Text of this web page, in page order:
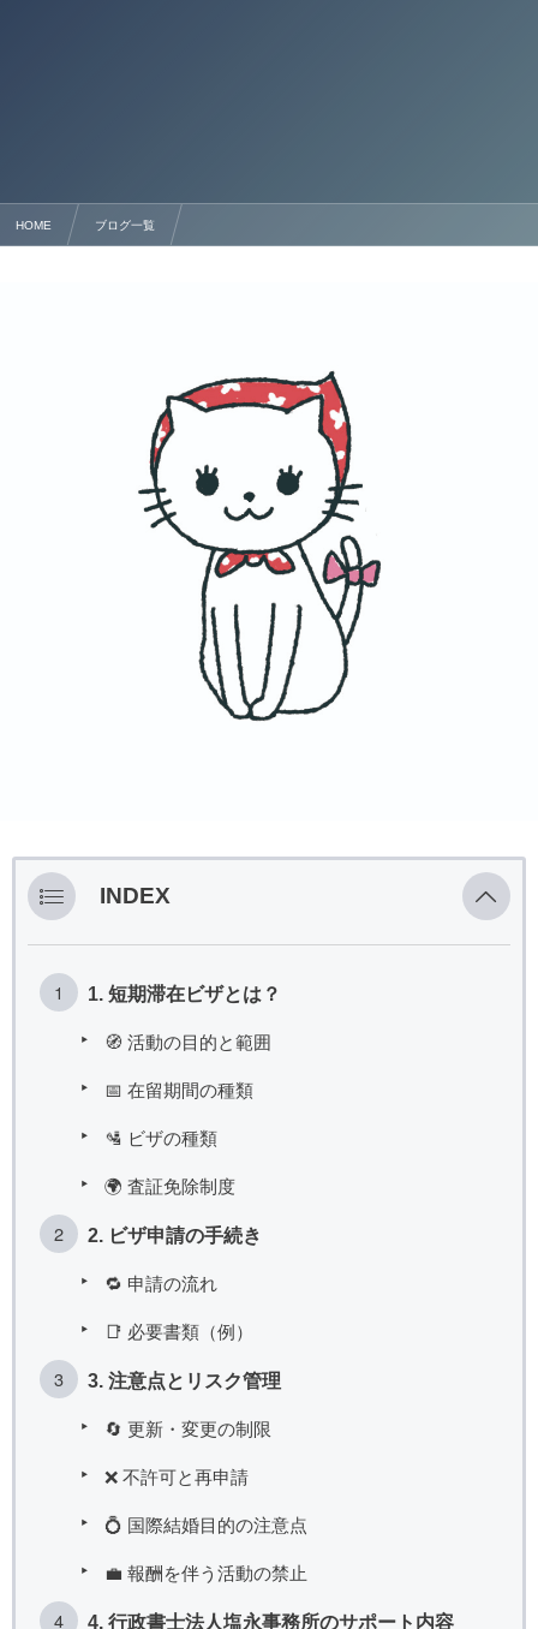
HOME ブログ一覧
INDEX
1. 短期滞在ビザとは？
🧭 活動の目的と範囲
📅 在留期間の種類
🛂 ビザの種類
🌍 査証免除制度
2. ビザ申請の手続き
🔁 申請の流れ
📑 必要書類（例）
3. 注意点とリスク管理
🔄 更新・変更の制限
❌ 不許可と再申請
💍 国際結婚目的の注意点
💼 報酬を伴う活動の禁止
4. 行政書士法人塩永事務所のサポート内容